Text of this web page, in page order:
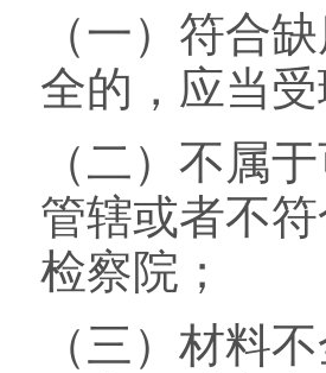
（一）符合
全的，应当
（二）不属
管辖或者不
检察院；
（三）材料